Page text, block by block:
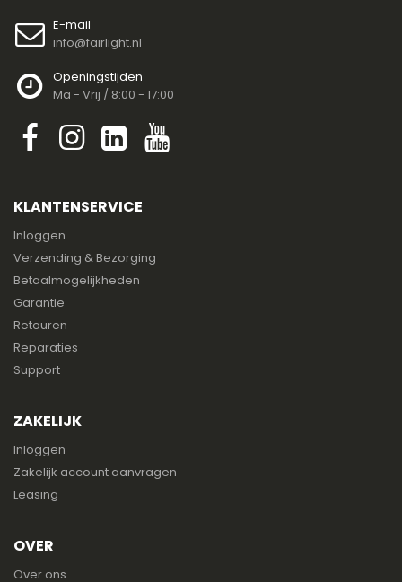
E-mail
info@fairlight.nl
Openingstijden
Ma - Vrij / 8:00 - 17:00
KLANTENSERVICE
Inloggen
Verzending & Bezorging
Betaalmogelijkheden
Garantie
Retouren
Reparaties
Support
ZAKELIJK
Inloggen
Zakelijk account aanvragen
Leasing
OVER
Over ons